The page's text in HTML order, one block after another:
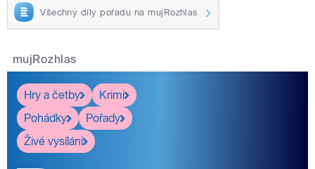
Všechny díly pořadu na mujRozhlas
mujRozhlas
Hry a četby
Krimi
Pohádky
Pořady
Živé vysílání